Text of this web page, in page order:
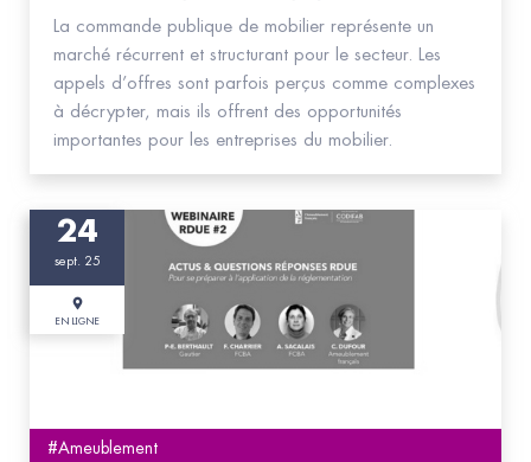
La commande publique de mobilier représente un
marché récurrent et structurant pour le secteur. Les
appels d’offres sont parfois perçus comme complexes
à décrypter, mais ils offrent des opportunités
importantes pour les entreprises du mobilier.
24
sept. 25
EN LIGNE
#Ameublement